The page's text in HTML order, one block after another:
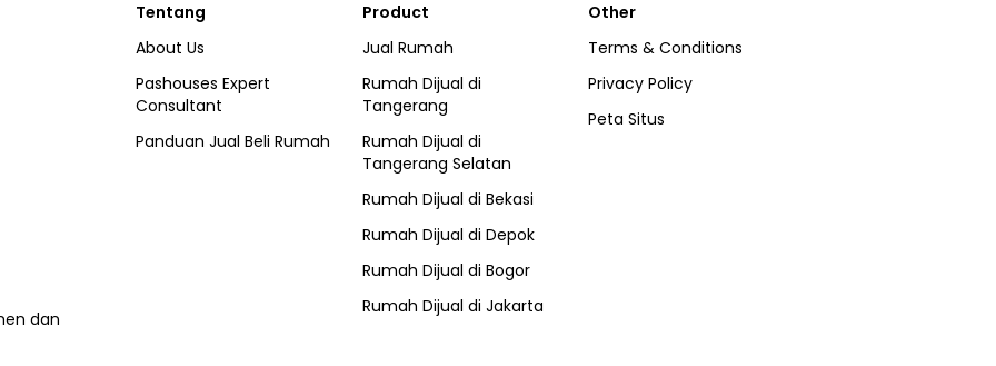
dan
Tentang
About Us
Pashouses Expert
Consultant
Panduan Jual Beli Rumah
Product
Jual Rumah
Rumah Dijual di
Tangerang
Rumah Dijual di
Tangerang Selatan
Rumah Dijual di Bekasi
Rumah Dijual di Depok
Rumah Dijual di Bogor
Rumah Dijual di Jakarta
Other
Terms & Conditions
Privacy Policy
Peta Situs